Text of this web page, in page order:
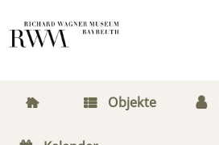
Objekte